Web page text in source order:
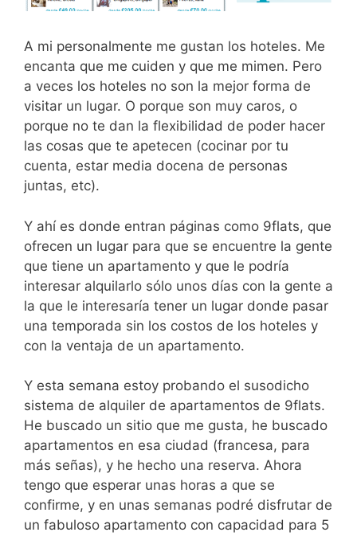
A mi personalmente me gustan los hoteles. Me
encanta que me cuiden y que me mimen. Pero
a veces los hoteles no son la mejor forma de
visitar un lugar. O porque son muy caros, o
porque no te dan la flexibilidad de poder hacer
las cosas que te apetecen (cocinar por tu
cuenta, estar media docena de personas
juntas, etc).
Y ahí es donde entran páginas como 9flats, que
ofrecen un lugar para que se encuentre la gente
que tiene un apartamento y que le podría
interesar alquilarlo sólo unos días con la gente a
la que le interesaría tener un lugar donde pasar
una temporada sin los costos de los hoteles y
con la ventaja de un apartamento.
Y esta semana estoy probando el susodicho
sistema de alquiler de apartamentos de 9flats.
He buscado un sitio que me gusta, he buscado
apartamentos en esa ciudad (francesa, para
más señas), y he hecho una reserva. Ahora
tengo que esperar unas horas a que se
confirme, y en unas semanas podré disfrutar de
un fabuloso apartamento con capacidad para 5